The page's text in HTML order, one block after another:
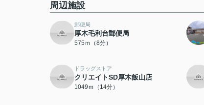
周辺施設
郵便局
厚木毛利台郵便局
575ｍ（8分）
ドラッグストア
クリエイトSD厚木飯山店
1049ｍ（14分）